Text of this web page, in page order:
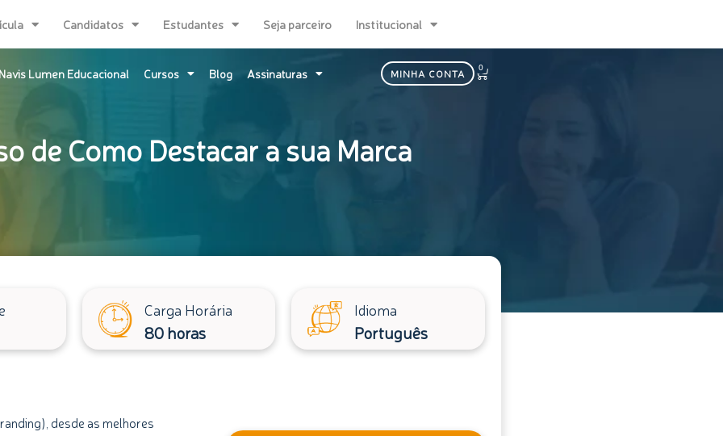
Candidatos Estudantes Seja parceiro Institucional
Lumen Educacional Cursos Blog Assinaturas MINHA CONTA
0
Carrinho
de Como Destacar a sua Marca
Carga Horária
80 horas
Idioma
Português
desde as melhores